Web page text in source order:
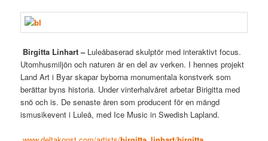
Birgitta Linhart – Luleåbaserad skulptör med interaktivt focus.
Utomhusmiljön och naturen är en del av verken. I hennes projekt
Land Art i Byar skapar byborna monumentala konstverk som
berättar byns historia. Under vinterhalvåret arbetar Birigitta med
snö och is. De senaste åren som producent för en mängd
ismusikevent i Luleå, med Ice Music in Swedish Lapland.